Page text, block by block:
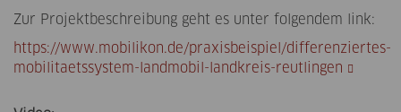
Zur Projektbeschreibung geht es unter folgendem link:
https://www.mobilikon.de/praxisbeispiel/differenziertes-
mobilitaetssystem-landmobil-landkreis-reutlingen